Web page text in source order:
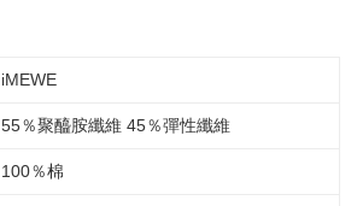
iMEWE
55％聚醯胺纖維 45％彈性纖維
100％棉